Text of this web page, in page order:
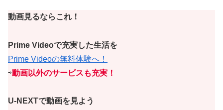
動画見るならこれ！
Prime Videoで充実した生活を
Prime Videoの無料体験へ！
⇨動画以外のサービスも充実！
U-NEXTで動画を見よう